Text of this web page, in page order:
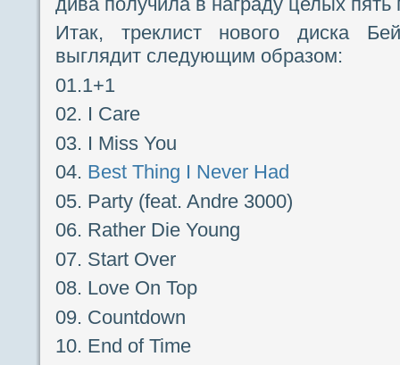
Итак, треклист нового диска
выглядит следующим образом:
01.1+1
02. I Care
03. I Miss You
04. Best Thing I Never Had
05. Party (feat. Andre 3000)
06. Rather Die Young
07. Start Over
08. Love On Top
09. Countdown
10. End of Time